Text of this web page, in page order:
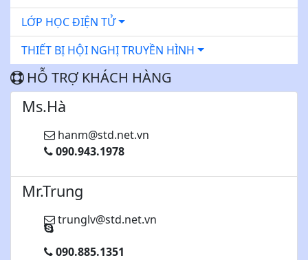
LỚP HỌC ĐIỆN TỬ
THIẾT BỊ HỘI NGHỊ TRUYỀN HÌNH
HỖ TRỢ KHÁCH HÀNG
Ms.Hà
hanm@std.net.vn
090.943.1978
Mr.Trung
trunglv@std.net.vn
090.885.1351